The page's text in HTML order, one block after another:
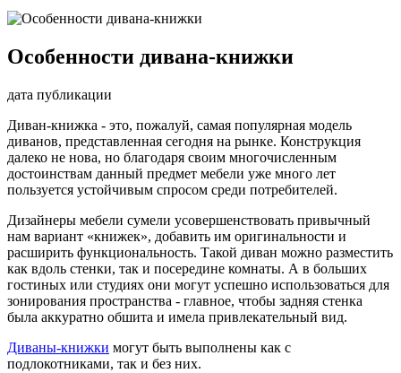
Особенности дивана-книжки
дата публикации
Диван-книжка - это, пожалуй, самая популярная модель
диванов, представленная сегодня на рынке. Конструкция
далеко не нова, но благодаря своим многочисленным
достоинствам данный предмет мебели уже много лет
пользуется устойчивым спросом среди потребителей.
Дизайнеры мебели сумели усовершенствовать привычный
нам вариант «книжек», добавить им оригинальности и
расширить функциональность. Такой диван можно разместить
как вдоль стенки, так и посередине комнаты. А в больших
гостиных или студиях они могут успешно использоваться для
зонирования пространства - главное, чтобы задняя стенка
была аккуратно обшита и имела привлекательный вид.
Диваны-книжки могут быть выполнены как с
подлокотниками, так и без них.